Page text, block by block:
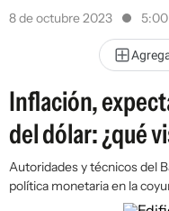
8 de octubre 2023 5:00
Inflación,
del dólar: ¿qué
Autoridades y técnicos del
política monetaria en la